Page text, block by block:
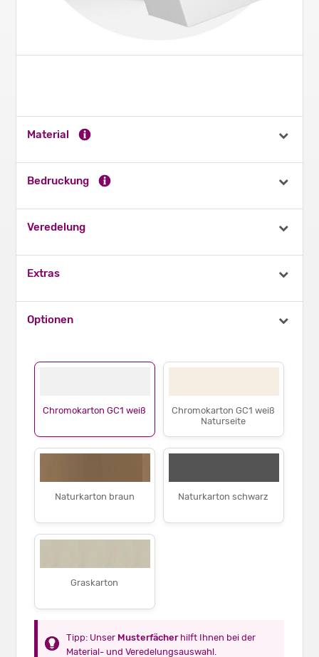
Chromokarton GC1 weiß
Chromokarton GC1 weiß
Naturseite
Naturkarton braun Naturkarton schwarz
Graskarton
Tipp: Unser Musterfächerhilft Ihnen bei der
Material- und Veredelungsauswahl.
Material
Bedruckung
Veredelung
Extras
Optionen